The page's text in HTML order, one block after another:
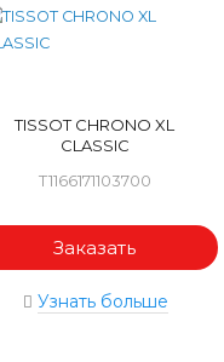
TISSOT CHRONO XL
CLASSIC
T1166171103700
Заказать
Узнать больше